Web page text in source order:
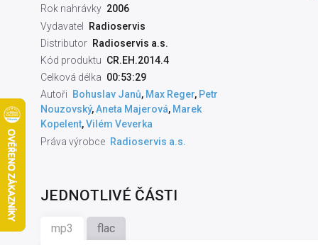
Rok nahrávky 2006
Vydavatel
Radioservis
Distributor Radioservis a.s.
Kód produktu CR.EH.2014.4
Celková délka 00:53:29
Autoři
Bohuslav Janů, Max Reger, Petr
Nouzovský,Aneta Majerová, Marek
Kopelent,Vilém Veverka
Práva výrobce Radioservis a.s.
JEDNOTLIVÉ ČÁSTI
mp3 flac